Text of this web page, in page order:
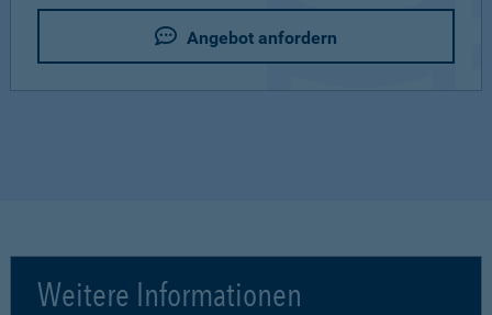
Angebot anfordern
Weitere Informationen